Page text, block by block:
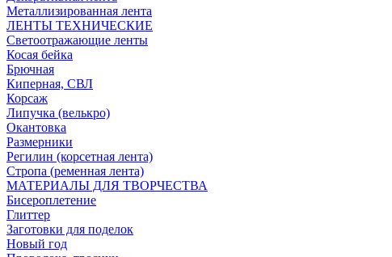
Металлизированная лента
ЛЕНТЫ ТЕХНИЧЕСКИЕ
Светоотражающие ленты
Косая бейка
Брючная
Киперная, СВЛ
Корсаж
Липучка (велькро)
Окантовка
Размерники
Регилин (корсетная лента)
Стропа (ременная лента)
МАТЕРИАЛЫ ДЛЯ ТВОРЧЕСТВА
Бисероплетение
Глиттер
Заготовки для поделок
Новый год